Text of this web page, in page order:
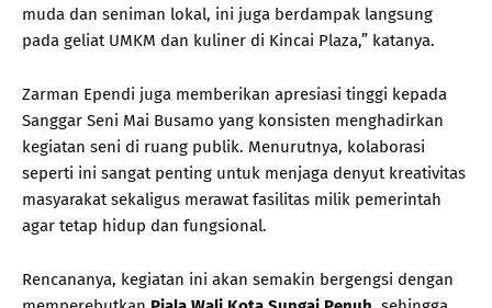
muda dan seniman lokal, ini juga berdampak langsung
pada geliat UMKM dan kuliner di Kincai Plaza,” katanya.
Zarman Ependi juga memberikan apresiasi tinggi kepada
Sanggar Seni Mai Busamo yang konsisten menghadirkan
kegiatan seni di ruang publik. Menurutnya, kolaborasi
seperti ini sangat penting untuk menjaga denyut kreativitas
masyarakat sekaligus merawat fasilitas milik pemerintah
agar tetap hidup dan fungsional.
Rencananya, kegiatan ini akan semakin bergengsi dengan